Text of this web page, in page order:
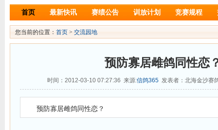
首页 最新快讯 赛绩公告 训放计划 竞赛规程
您当前的位置： 首页 > 交流园地
预防寡居雌鸽同性恋
时间：2012-03-10 07:27:36 来源:信鸽365 发表者：北海金沙赛
预防寡居雌鸽同性恋？